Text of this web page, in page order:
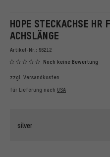
HOPE STECKACHSE
ACHSLÄNGE
Artikel-Nr.: 96212
Noch keine Bewertung
zzgl. Versandkosten
für Lieferung nach USA
silver